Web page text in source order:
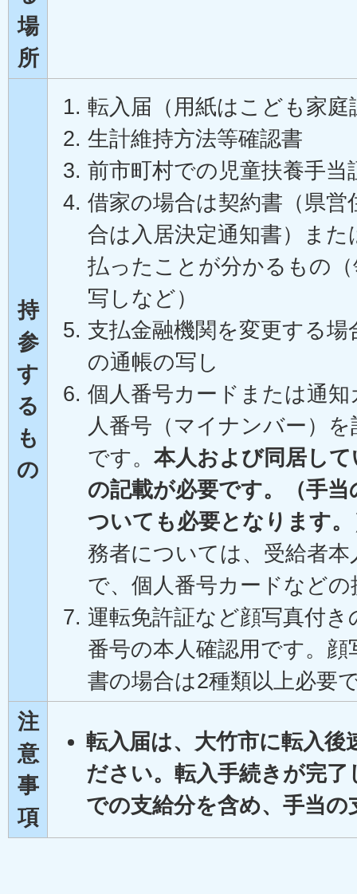
場
所
持
参
す
る
も
の
転入届（用紙はこども家
生計維持方法等確認書
前市町村での児童扶養手当
借家の場合は契約書（県営
合は入居決定通知書）ま
払ったことが分かるもの
写しなど）
支払金融機関を変更する
の通帳の写し
個人番号カードまたは通
人番号（マイナンバー）
です。 本人および同居し
の記載が必要です。（手
ついても必要となります
務者については、受給者
で、個人番号カードなど
運転免許証など顔写真付
番号の本人確認用です。
書の場合は2種類以上必要
注
意
事
項
転入届は、大竹市に転入
ださい。転入手続きが完
での支給分を含め、手当